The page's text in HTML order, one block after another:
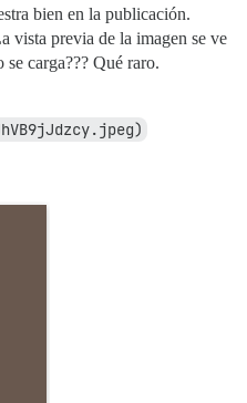
bien en la publicación.
vista previa de la imagen se ve
carga??? Qué raro.